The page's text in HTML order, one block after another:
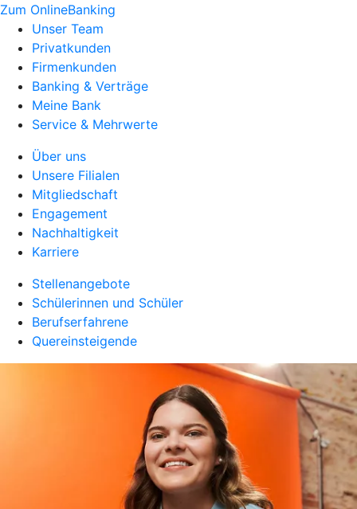
Zum OnlineBanking
Unser Team
Privatkunden
Firmenkunden
Banking & Verträge
Meine Bank
Service & Mehrwerte
Über uns
Unsere Filialen
Mitgliedschaft
Engagement
Nachhaltigkeit
Karriere
Stellenangebote
Schülerinnen und Schüler
Berufserfahrene
Quereinsteigende